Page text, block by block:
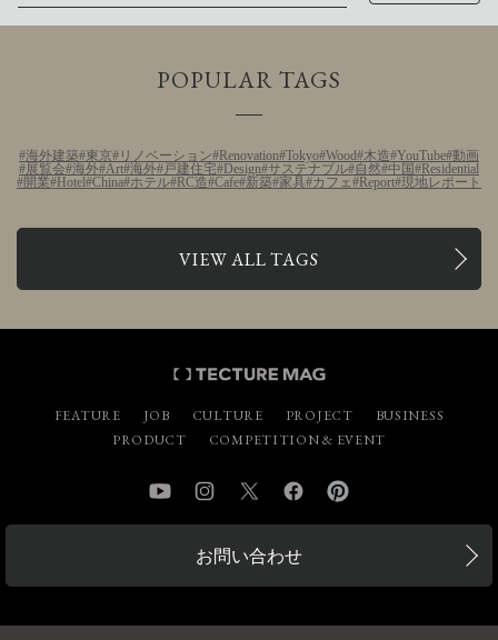
POPULAR TAGS
海外建築 東京 リノベーション Renovation Tokyo Wood 木造 YouTube 動画
展覧会 海外 Art 海外 戸建住宅 Design サステナブル 自然 中国 Residential
開業 Hotel China ホテル RC造 Cafe 新築 家具 カフェ Report 現地レポート
VIEW ALL TAGS
FEATURE JOB CULTURE PROJECT
BUSINESS
PRODUCT
COMPETITION & EVENT
YouTube InstagramTwitter Facebook
お問い合わせ